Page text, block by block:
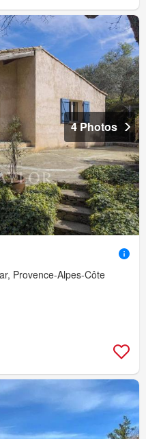
4 Photos
Provence-Alpes-Côte